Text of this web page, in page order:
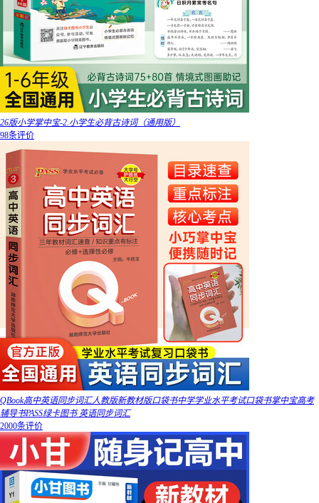
26版小学掌中宝-2.小学生必背古诗词（通用版）
98条评价
QBook高中英语同步词汇人教版新教材版口袋书中学学业水平考试口袋书掌中宝高考
辅导书PASS绿卡图书 英语同步词汇
2000条评价